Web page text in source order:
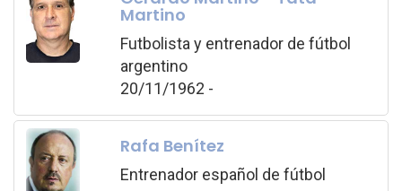
Martino
Futbolista y entrenador de fútbol
argentino
20/11/1962 -
Rafa Benítez
Entrenador español de fútbol